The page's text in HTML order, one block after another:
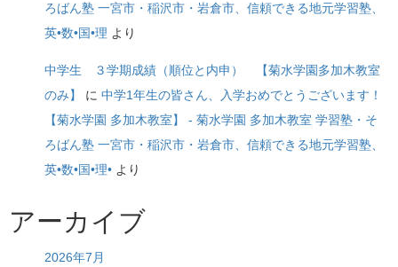
ろばん塾 一宮市・稲沢市・岩倉市、信頼できる地元学習塾、
英•数•国•理 より
中学生 ３学期成績（順位と内申） 【菊水学園多加木教室
のみ】
に 中学1年生の皆さん、入学おめでとうございます！
【菊水学園 多加木教室】 - 菊水学園 多加木教室 学習塾・そ
ろばん塾 一宮市・稲沢市・岩倉市、信頼できる地元学習塾、
英•数•国•理• より
アーカイブ
2026年7月